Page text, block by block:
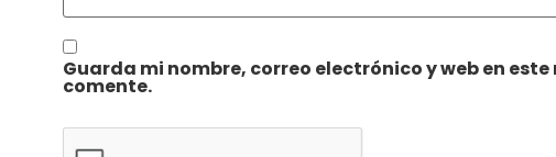
Guarda mi nombre, correo electrónico y web en
comente.